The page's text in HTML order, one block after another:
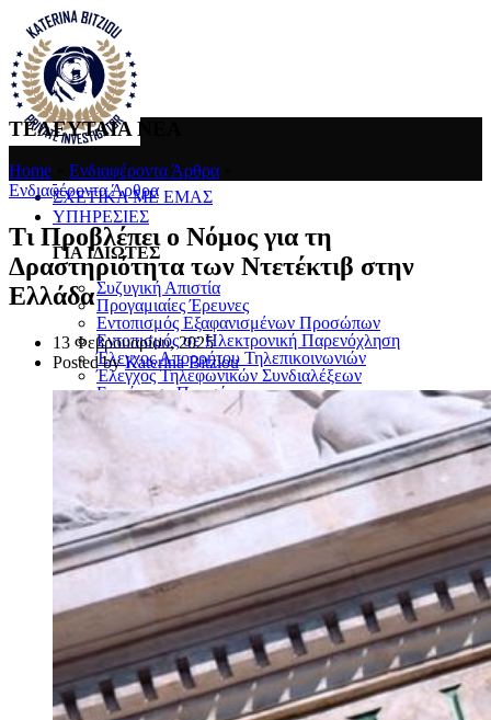
ΣΧΕΤΙΚΑ ΜΕ ΕΜΑΣ
ΥΠΗΡΕΣΙΕΣ
ΓΙΑ ΙΔΙΩΤΕΣ
Συζυγική Απιστία
Προγαμιαίες Έρευνες
Εντοπισμός Εξαφανισμένων Προσώπων
Εντοπισμός σε Ηλεκτρονική Παρενόχληση
Έλεγχος Απορρήτου Τηλεπικοινωνιών
Έλεγχος Τηλεφωνικών Συνδιαλέξεων
Επιτήρηση Προσώπων
Προστασία Προσώπων και Χώρων
Μέτρα Προστασίας Επικοινωνιών
ΓΙΑ ΕΠΙΧΕΙΡΗΣΕΙΣ
Έλεγχος Ιστορικού Υπαλλήλου
Ανίχνευση Διαρροής Πληροφοριών
Βιομηχανικές Έρευνες
Εντοπισμός Δικαστικών Στοιχείων
Έλεγχος Προσωπικού – Συνεργατών
Έρευνα για Ηλεκτρονικές Απάτες
Συνοδεία Χρηματαποστολών
Έλεγχος Τηλεφωνικών Συνδιαλέξεων
Ασφαλιστικές Απάτες
Ανάκτηση Χρεών – Εύρεση Οφειλετών
Μέτρα Προστασίας Επικοινωνιών
ΤΕΛΕΥΤΑΙΑ ΝΕΑ
Home Ενδιαφέροντα Άρθρα
Ενδιαφέροντα Άρθρα
Τι Προβλέπει ο Νόμος για τη
Δραστηριότητα των Ντετέκτιβ στην
Ελλάδα
13 Φεβρουαρίου, 2025
Posted by Katerina Bitziou